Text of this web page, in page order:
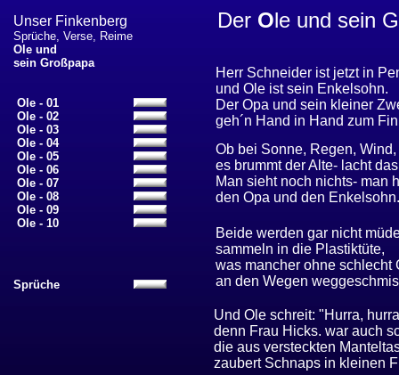
Unser Finkenberg
Sprüche, Verse, Reime
Ole und
sein Großpapa
Ole - 01
Ole - 02
Ole - 03
Ole - 04
Ole - 05
Ole - 06
Ole - 07
Ole - 08
Ole - 09
Ole - 10
Sprüche
Herr Schneider ist jetzt in
und Ole ist sein Enkelsohn.
Der Opa und sein kleiner
geh´n Hand in Hand zum
Ob bei Sonne, Regen, Wind,
es brummt der Alte- lacht
Man sieht noch nichts- man
den Opa und den Enkelsohn.
Beide werden gar nicht
sammeln in die Plastiktüte,
was mancher ohne schlecht
an den Wegen
Und Ole schreit: "Hurra,
denn Frau Hicks. war auch
die aus versteckten
zaubert Schnaps in kleinen
Der Ole und sein